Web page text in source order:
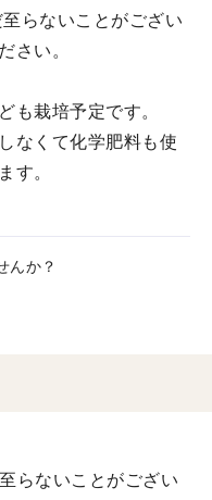
らないことがござい
さい。
も栽培予定です。
なくて化学肥料も使
す。
んか？
らないことがござい